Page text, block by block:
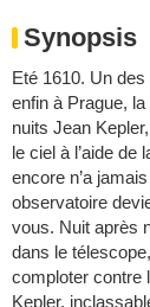
Synopsis
Eté 1610. Un
enfin à Prague,
nuits Jean
le ciel à l’aide de
encore n’a
observatoire
vous. Nuit après
dans le
comploter contre
Kepler,